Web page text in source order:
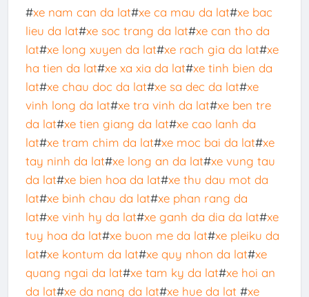
#xe nam can da lat#xe ca mau da lat#xe bac
lieu da lat#xe soc trang da lat#xe can tho da
lat#xe long xuyen da lat#xe rach gia da lat#xe
ha tien da lat#xe xa xia da lat#xe tinh bien da
lat#xe chau doc da lat#xe sa dec da lat#xe
vinh long da lat#xe tra vinh da lat#xe ben tre
da lat#xe tien giang da lat#xe cao lanh da
lat#xe tram chim da lat#xe moc bai da lat#xe
tay ninh da lat#xe long an da lat#xe vung tau
da lat#xe bien hoa da lat#xe thu dau mot da
lat#xe binh chau da lat#xe phan rang da
lat#xe vinh hy da lat#xe ganh da dia da lat#xe
tuy hoa da lat#xe buon me da lat#xe pleiku da
lat#xe kontum da lat#xe quy nhon da lat#xe
quang ngai da lat#xe tam ky da lat#xe hoi an
da lat#xe da nang da lat#xe hue da lat #xe